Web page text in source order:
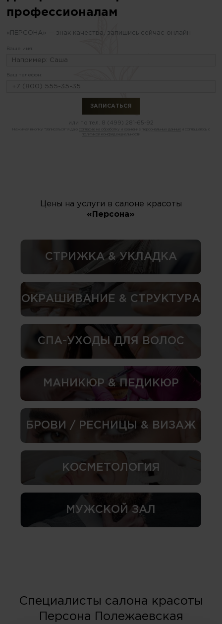
профессионалам
«ПЕРСОНА» — знак качества, запишись сейчас онлайн
Ваше имя:
Ваш телефон:
или по тел. 8 (499) 281-65-92
Нажимая кнопку "Записаться" я даю согласие на обработку и хранение персональных данных
политикой конфиденциальности
Цены на услуги в салоне красоты
«Персона»
СТРИЖКА & УКЛАДКА
ОКРАШИВАНИЕ & СТРУКТУРА
СПА-УХОДЫ ДЛЯ ВОЛОС
МАНИКЮР & ПЕДИКЮР
БРОВИ / РЕСНИЦЫ & ВИЗАЖ
КОСМЕТОЛОГИЯ
МУЖСКОЙ ЗАЛ
Специалисты салона красоты
Персона Полежаевская